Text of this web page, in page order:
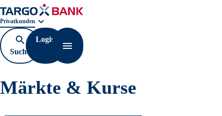
Geschäftsbereichnavigation. Aktuelle Auswahl:
Privatkunden
Suche
öffnen
Login
Navigation öffnen
Märkte & Kurse